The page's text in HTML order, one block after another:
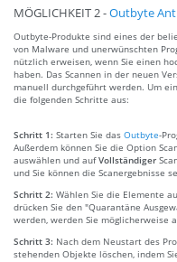
MÖGLICHKEIT 2 -Outbyte
Outbyte-Produkte sind eines der
von Malware und unerwünschten
nützlich erweisen, wenn Sie einen
haben. Das Scannen in der neuen
manuell durchgeführt werden. Um
die folgenden Schritte aus:
Schritt 1: Starten Sie das Outbyte-
Außerdem können Sie die Option
auswählen und aufVollständiger
und Sie können die Scanergebnisse
Schritt 2: Wählen Sie die Elemente
drücken Sie den "Quarantäne
werden, werden Sie möglicherweise
Schritt 3: Nach dem Neustart des
stehenden Objekte löschen, indem